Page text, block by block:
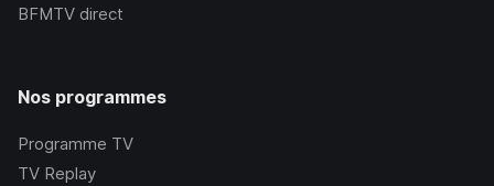
BFMTV direct
Nos programmes
Programme TV
TV Replay